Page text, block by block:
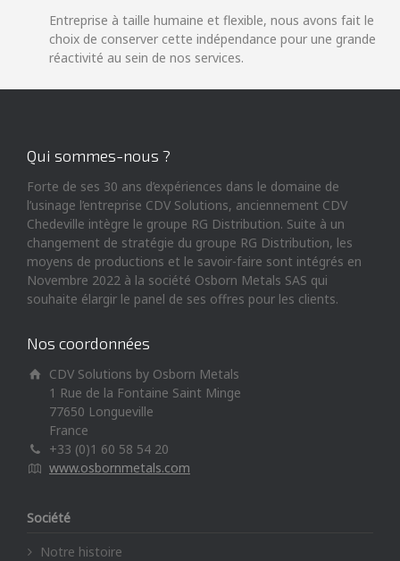
Entreprise à taille humaine et flexible, nous avons fait le
choix de conserver cette indépendance pour une grande
réactivité au sein de nos services.
Qui sommes-nous ?
Forte de ses 30 ans d’expériences dans le domaine de
l’usinage l’entreprise CDV Solutions, anciennement CDV
Chedeville intègre le groupe RG Distribution. Suite à un
changement de stratégie du groupe RG Distribution, les
moyens de productions et le savoir-faire sont intégrés en
Novembre 2022 à la société Osborn Metals SAS qui
souhaite élargir le panel de ses offres pour les clients.
Nos coordonnées
CDV Solutions by Osborn Metals
1 Rue de la Fontaine Saint Minge
77650 Longueville
France
+33 (0)1 60 58 54 20
www.osbornmetals.com
Société
Notre histoire